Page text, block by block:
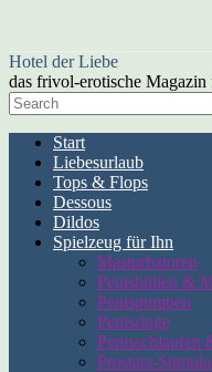
Hotel der Liebe
das frivol-erotische Magazin
Start
Liebesurlaub
Tops & Flops
Dessous
Dildos
Spielzeug für Ihn
Masturbatoren
Penishüllen &
Penispumpen
Penisringe
Penisschlaufen
Prostata-